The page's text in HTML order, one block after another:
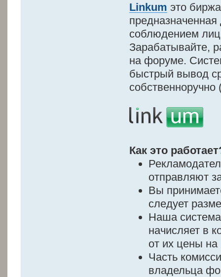
Linkum это
соблюдением
Зарабатывайте,
на форуме.
быстрый вывод
Как это
отправляют
Вы
следует
Наша
начисляет в
от их цены
Часть
владельца